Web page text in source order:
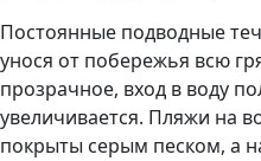
Постоянные подводные
унося от побережья всю
прозрачное, вход в воду
увеличивается. Пляжи на
покрыты серым песком, а